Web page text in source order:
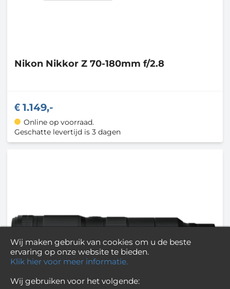
Nikon Nikkor Z 70-180mm f/2.8
1.149,-
Online op voorraad.
Geschatte levertijd is 3 dagen
Wij maken gebruik van cookies om u de beste
ervaring op onze website te bieden.
Klik hier voor meer informatie.
Wij gebruiken voor het volgende: